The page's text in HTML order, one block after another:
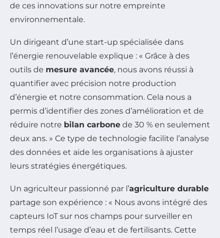
de ces innovations sur notre empreinte
environnementale.
Un dirigeant d’une start-up spécialisée dans
l’énergie renouvelable explique : « Grâce à des
outils de mesure avancée, nous avons réussi à
quantifier avec précision notre production
d’énergie et notre consommation. Cela nous a
permis d’identifier des zones d’amélioration et de
réduire notre bilan carbone de 30 % en seulement
deux ans. » Ce type de technologie facilite l’analyse
des données et aide les organisations à ajuster
leurs stratégies énergétiques.
Un agriculteur passionné par l’agriculture durable
partage son expérience : « Nous avons intégré des
capteurs IoT sur nos champs pour surveiller en
temps réel l’usage d’eau et de fertilisants. Cette